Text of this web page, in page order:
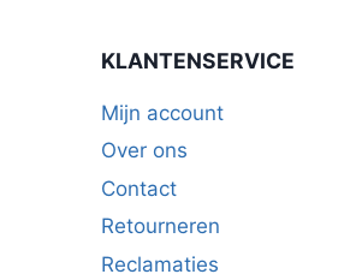
KLANTENSERVICE
Mijn account
Over ons
Contact
Retourneren
Reclamaties